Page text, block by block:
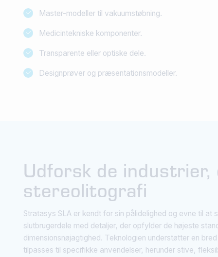
Master-modeller til vakuumstøbning.
Medicintekniske komponenter.
Transparente eller optiske dele.
Designprøver og præsentationsmodeller.
Udforsk de
stereolitografi
Stratasys SLA er kendt for sin pålidelighed og evne til at
slutbrugerdele med detaljer, der opfylder de højeste
dimensionsnøjagtighed. Teknologien understøtter en
tilpasses til specifikke anvendelser, herunder stive,